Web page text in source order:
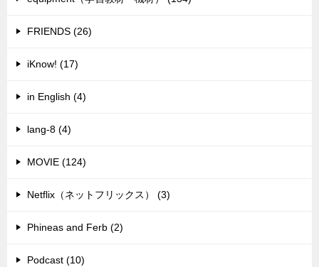
FRIENDS (26)
iKnow! (17)
in English (4)
lang-8 (4)
MOVIE (124)
Netflix（ネットフリックス） (3)
Phineas and Ferb (2)
Podcast (10)